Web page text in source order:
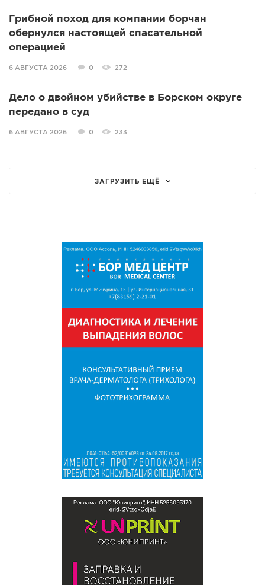
Грибной поход для компании борчан
обернулся настоящей спасательной
операцией
6 АВГУСТА 2026 0 272
Дело о двойном убийстве в Борском округе
передано в суд
6 АВГУСТА 2026 0 233
ЗАГРУЗИТЬ ЕЩЁ